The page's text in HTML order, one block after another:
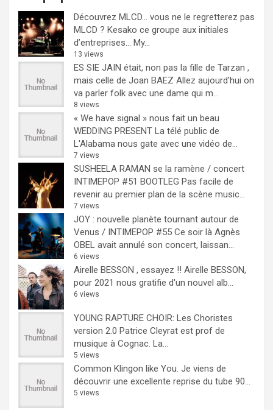
Découvrez MLCD… vous ne le regretterez pas
MLCD ? Kesako ce groupe aux initiales
d’entreprises… My...
13 views
ES SIE JAIN était, non pas la fille de Tarzan ,
mais celle de Joan BAEZ Allez aujourd'hui on
va parler folk avec une dame qui m...
8 views
« We have signal » nous fait un beau
WEDDING PRESENT La télé public de
L'Alabama nous gate avec une vidéo de...
7 views
SUSHEELA RAMAN se la ramène / concert
INTIMEPOP #51 BOOTLEG Pas facile de
revenir au premier plan de la scène music...
7 views
JOY : nouvelle planète tournant autour de
Venus / INTIMEPOP #55 Ce soir là Agnès
OBEL avait annulé son concert, laissan...
6 views
Airelle BESSON , essayez !! Airelle BESSON,
pour 2021 nous gratifie d'un nouvel alb...
6 views
YOUNG RAPTURE CHOIR: Les Choristes
version 2.0 Patrice Cleyrat est prof de
musique à Cognac. La...
5 views
Common Klingon like You. Je viens de
découvrir une excellente reprise du tube 90...
5 views